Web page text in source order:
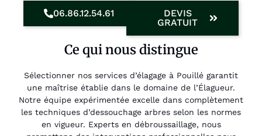
06.86.12.54.61
DEVIS
GRATUIT
Ce qui nous distingue
Sélectionner nos services d’élagage à Pouillé garantit
une maîtrise établie dans le domaine de l’Élagueur.
Notre équipe expérimentée excelle dans complètement
les techniques d’dessouchage arbres selon les normes
en vigueur. Experts en débroussaillage, nous